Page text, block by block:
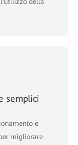
semplici
e
migliorare